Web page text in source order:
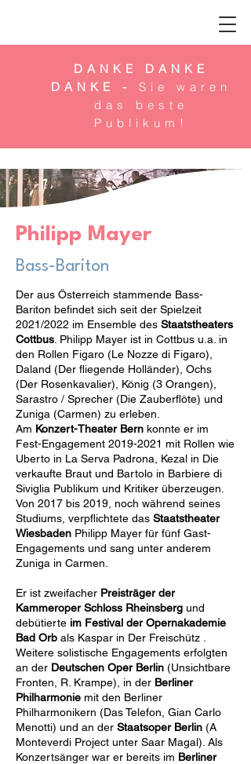
DANKE DANKE
DANKE - Sie waren
das beste
Publikum!
Philipp Mayer
Bass-Bariton
Der aus Österreich stammende Bass-
Bariton befindet sich seit der Spielzeit
2021/2022 im Ensemble des Staatstheaters
Cottbus . Philipp Mayer ist in Cottbus u.a. in
den Rollen Figaro (Le Nozze di Figaro),
Daland (Der fliegende Holländer), Ochs
(Der Rosenkavalier), König (3 Orangen),
Sarastro / Sprecher (Die Zauberflöte) und
Zuniga (Carmen) zu erleben.
Am Konzert-Theater Bern konnte er im
Fest-Engagement 2019-2021 mit Rollen wie
Uberto in La Serva Padrona, Kezal in Die
verkaufte Braut und Bartolo in Barbiere di
Siviglia Publikum und Kritiker überzeugen.
Von 2017 bis 2019, noch während seines
Studiums, verpflichtete das Staatstheater
Wiesbaden Philipp Mayer für fünf Gast-
Engagements und sang unter anderem
Zuniga in Carmen.
Er ist zweifacher Preisträger der
Kammeroper Schloss Rheinsberg und
debütierte im Festival der Opernakademie
Bad Orb als Kaspar in Der Freischütz .
Weitere solistische Engagements erfolgten
an der Deutschen Oper Berlin (Unsichtbare
Fronten, R. Krampe), in der Berliner
Philharmonie mit den Berliner
Philharmonikern (Das Telefon, Gian Carlo
Menotti) und an der Staatsoper Berlin (A
Monteverdi Project unter Saar Magal). Als
Konzertsänger war er bereits im Berliner